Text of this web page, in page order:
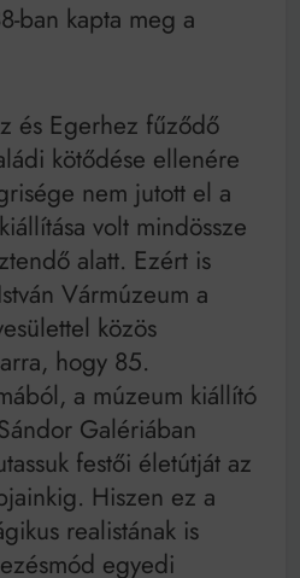
ban kapta meg a
és Egerhez fűződő
kötődése ellenére
nem jutott el a
volt mindössze
alatt. Ezért is
Vármúzeum a
közös
hogy 85.
a múzeum kiállító
Galériában
festői életútját az
Hiszen ez a
realistának is
egyedi